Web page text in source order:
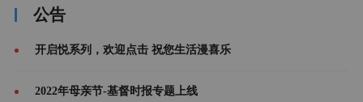
公告
开启悦系列，欢迎点击 祝您生活漫喜乐
2022年母亲节-基督时报专题上线